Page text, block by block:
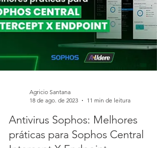
da Audere com dicas para otimizar reuniões,
webinars e a colaboração online!